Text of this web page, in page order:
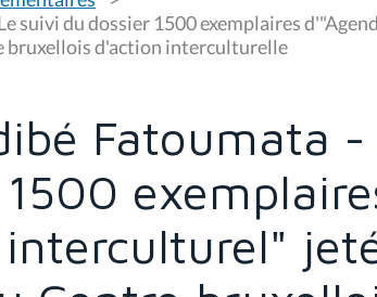
suivi du dossier 1500 exemplaires
bruxellois d'action interculturelle
Fatoumata